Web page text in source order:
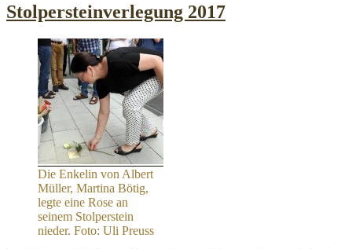
Stolpersteinverlegung 2017
Die Enkelin von Albert
Müller, Martina Bötig,
legte eine Rose an
seinem Stolperstein
nieder. Foto: Uli Preuss